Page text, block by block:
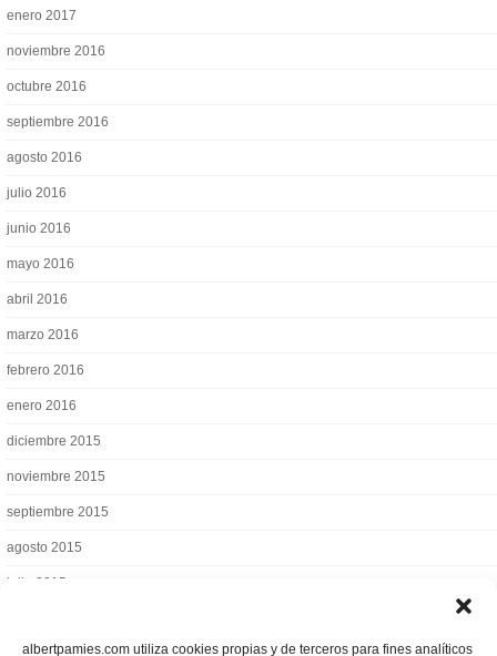
albertpamies.com utiliza cookies propias y de terceros para fines analíticos
enero 2017
noviembre 2016
octubre 2016
septiembre 2016
agosto 2016
julio 2016
junio 2016
mayo 2016
abril 2016
marzo 2016
febrero 2016
enero 2016
diciembre 2015
noviembre 2015
septiembre 2015
agosto 2015
julio 2015